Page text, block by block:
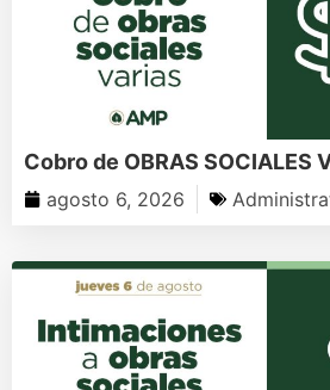
Cobro de OBRAS SOCIALES
agosto 6, 2026